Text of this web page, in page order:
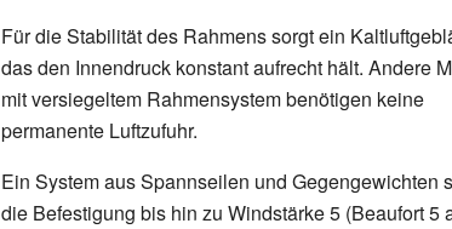
Für die Stabilität des Rahmens sorgt ein
das den Innendruck konstant aufrecht hält. Andere
mit versiegeltem Rahmensystem benötigen keine
permanente Luftzufuhr.
Ein System aus Spannseilen und Gegengewichten
die Befestigung bis hin zu Windstärke 5 (Beaufort 5